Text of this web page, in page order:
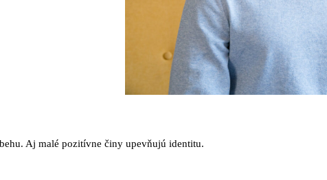
Aj malé pozitívne činy upevňujú identitu.